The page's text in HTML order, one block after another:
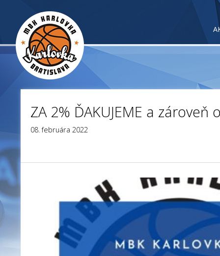
ZA 2% ĎAKUJEME a
08. februára 2022